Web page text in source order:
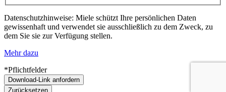
Datenschutzhinweise: Miele schützt Ihre persönlichen Daten
gewissenhaft und verwendet sie ausschließlich zu dem Zweck, zu
dem Sie sie zur Verfügung stellen.
Mehr dazu
*Pflichtfelder